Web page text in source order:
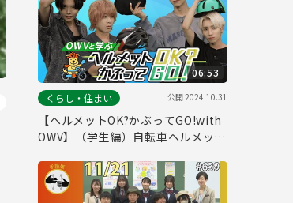
06:53
くらし・住まい
公開2024.10.31
【ヘルメットOK?かぶってGO!with
OWV】（学生編）自転車ヘルメット